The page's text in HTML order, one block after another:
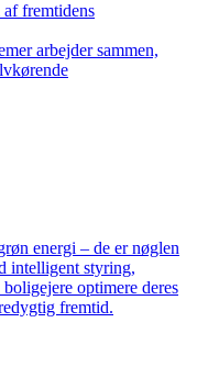
fremtidens
arbejder sammen,
energi – de er nøglen
intelligent styring,
optimere deres
fremtid.